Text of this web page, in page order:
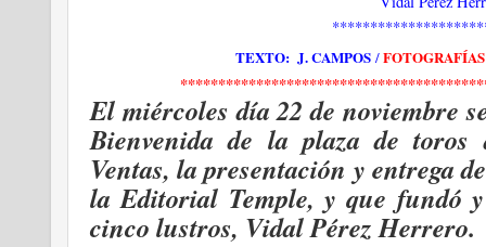
TEXTO: J. CAMPOS /
El miércoles día 22 de noviembre
Bienvenida de la plaza de
Ventas, la presentación y entrega
la Editorial Temple, y que fundó
cinco lustros, Vidal Pérez Herrero.